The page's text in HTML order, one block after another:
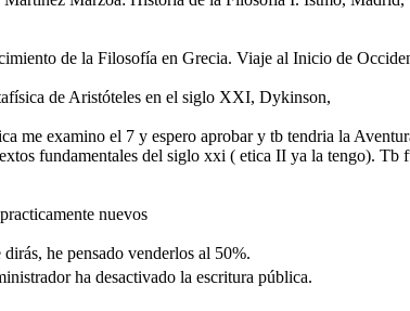
de la Filosofía en Grecia. Viaje al Inicio de
de Aristóteles en el siglo XXI, Dykinson,
me examino el 7 y espero aprobar y tb tendria la
fundamentales del siglo xxi ( etica II ya la tengo). Tb
nuevos
dirás, he pensado venderlos al 50%.
ha desactivado la escritura pública.